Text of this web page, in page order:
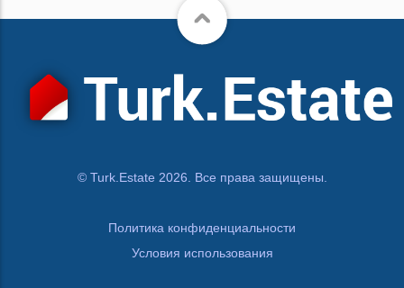
© Turk.Estate 2026. Все права защищены.
Политика конфиденциальности
Условия использования